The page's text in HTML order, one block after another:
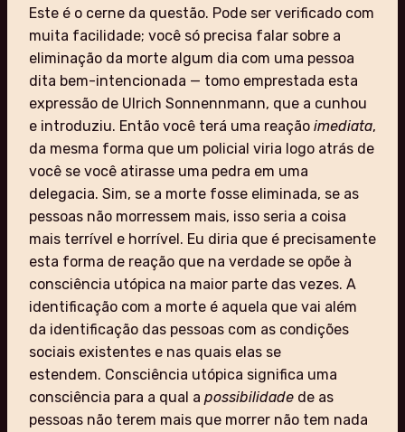
Este é o cerne da questão. Pode ser verificado com
muita facilidade; você só precisa falar sobre a
eliminação da morte algum dia com uma pessoa
dita bem-intencionada — tomo emprestada esta
expressão de Ulrich Sonnennmann, que a cunhou
e introduziu. Então você terá uma reação imediata,
da mesma forma que um policial viria logo atrás de
você se você atirasse uma pedra em uma
delegacia. Sim, se a morte fosse eliminada, se as
pessoas não morressem mais, isso seria a coisa
mais terrível e horrível. Eu diria que é precisamente
esta forma de reação que na verdade se opõe à
consciência utópica na maior parte das vezes. A
identificação com a morte é aquela que vai além
da identificação das pessoas com as condições
sociais existentes e nas quais elas se
estendem. Consciência utópica significa uma
consciência para a qual a possibilidade de as
pessoas não terem mais que morrer não tem nada